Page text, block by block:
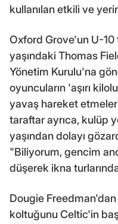
kullanılan etkili ve
Oxford Grove'un U-10
yaşındaki Thomas
Yönetim Kurulu'na
oyuncuların 'aşırı
yavaş hareket
taraftar ayrıca, kulüp
yaşından dolayı
"Biliyorum, gencim
düşerek ikna
Dougie
koltuğunu Celtic'in